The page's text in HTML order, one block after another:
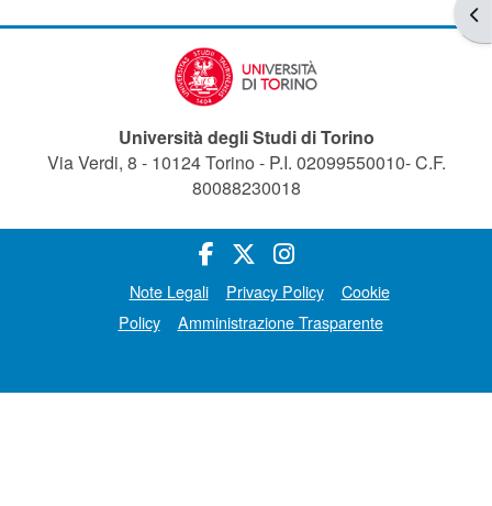
Università degli Studi di Torino
Via Verdi, 8 - 10124 Torino - P.I. 02099550010- C.F.
80088230018
Note Legali Privacy Policy
Cookie
Policy
Amministrazione Trasparente